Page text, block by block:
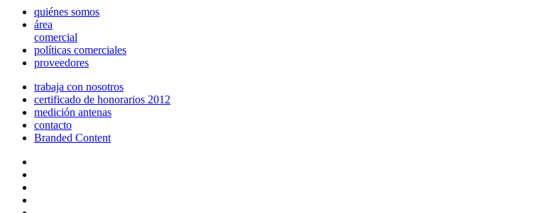
quiénes somos
área
comercial
políticas comerciales
proveedores
trabaja con nosotros
certificado de honorarios 2012
medición antenas
contacto
Branded Content